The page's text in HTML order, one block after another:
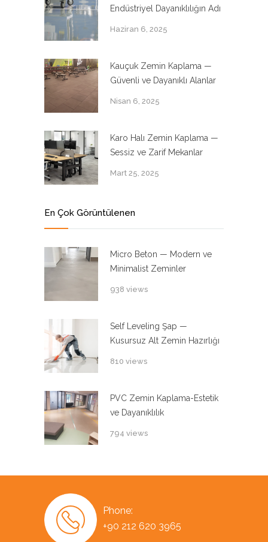
Endüstriyel Dayanıklılığın Adı
Haziran 6, 2025
Kauçuk Zemin Kaplama —
Güvenli ve Dayanıklı Alanlar
Nisan 6, 2025
Karo Halı Zemin Kaplama —
Sessiz ve Zarif Mekanlar
Mart 25, 2025
En Çok Görüntülenen
Micro Beton — Modern ve
Minimalist Zeminler
938 views
Self Leveling Şap —
Kusursuz Alt Zemin Hazırlığı
810 views
PVC Zemin Kaplama-Estetik
ve Dayanıklılık
794 views
Phone:
+90 212 620 3965